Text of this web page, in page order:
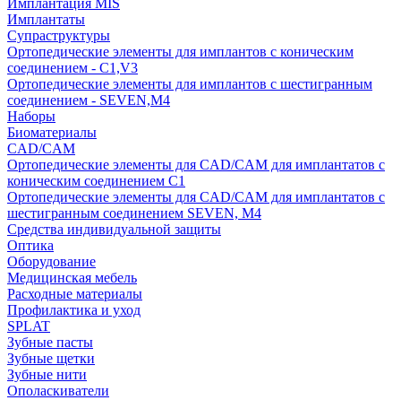
Имплантация MIS
Имплантаты
Супраструктуры
Ортопедические элементы для имплантов с коническим
соединением - C1,V3
Ортопедические элементы для имплантов с шестигранным
соединением - SEVEN,M4
Наборы
Биоматериалы
CAD/CAM
Ортопедические элементы для CAD/CAM для имплантатов с
коническим соединением С1
Ортопедические элементы для CAD/CAM для имплантатов с
шестигранным соединением SEVEN, М4
Средства индивидуальной защиты
Оптика
Оборудование
Медицинская мебель
Расходные материалы
Профилактика и уход
SPLAT
Зубные пасты
Зубные щетки
Зубные нити
Ополаскиватели